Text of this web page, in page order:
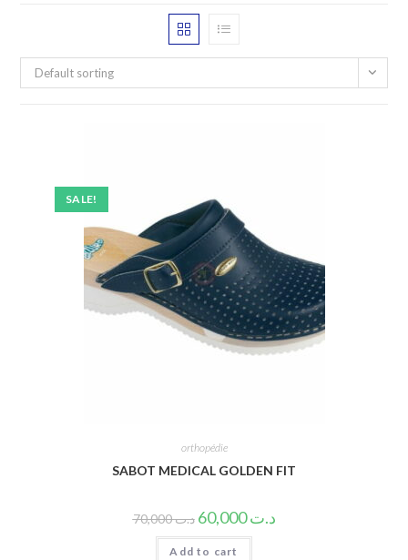
Default sorting
SALE!
orthopédie
SABOT MEDICAL GOLDEN FIT
د.ت70,000 د.ت60,000
Add to cart